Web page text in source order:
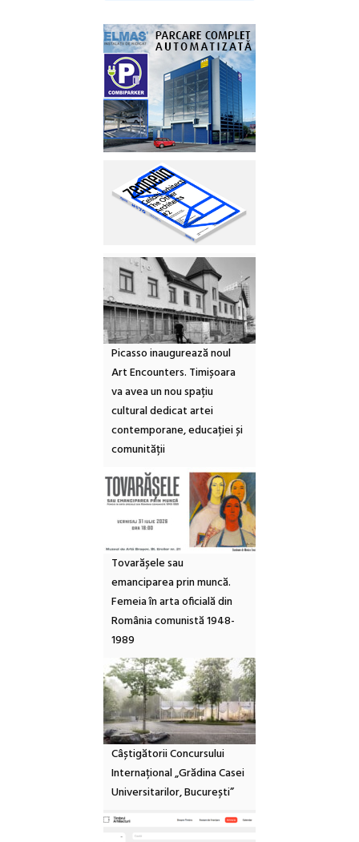
Picasso inaugurează noul
Art Encounters. Timișoara
va avea un nou spațiu
cultural dedicat artei
contemporane, educației și
comunității
Tovarășele sau
emanciparea prin muncă.
Femeia în arta oficială din
România comunistă 1948-
1989
Câștigătorii Concursului
Internațional „Grădina Casei
Universitarilor, București”